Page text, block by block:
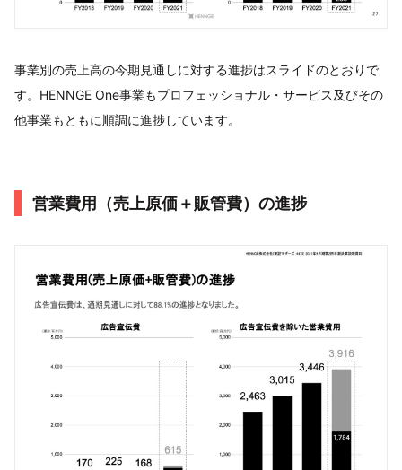
事業別の売上高の今期見通しに対する進捗はスライドのとおりで
す。HENNGE One事業もプロフェッショナル・サービス及びその
他事業もともに順調に進捗しています。
営業費用（売上原価＋販管費）の進捗